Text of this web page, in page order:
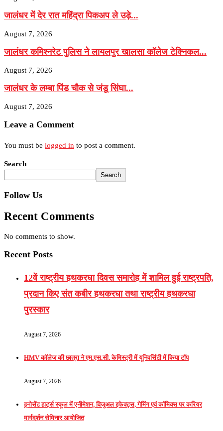
जालंधर में देर रात महिंद्रा पिकअप ले उड़े...
August 7, 2026
जालंधर कमिश्नरेट पुलिस ने लायलपुर खालसा कॉलेज टेक्निकल...
August 7, 2026
जालंधर के लम्बा पिंड चौक से जंडू सिंघा...
August 7, 2026
Leave a Comment
You must be logged in to post a comment.
Search
Search
Follow Us
Recent Comments
No comments to show.
Recent Posts
12वें राष्ट्रीय हथकरघा दिवस समारोह में शामिल हुई राष्ट्रपति,
प्रदान किए संत कबीर हथकरघा तथा राष्ट्रीय हथकरघा
पुरस्कार
August 7, 2026
HMV कॉलेज की छात्रा ने एम.एस.सी. केमिस्ट्री में यूनिवर्सिटी में किया टॉप
August 7, 2026
इनोसेंट हार्ट्स स्कूल में एनीमेशन, विजुअल इफेक्ट्स, गेमिंग एवं कॉमिक्स पर करियर
मार्गदर्शन सेमिनार आयोजित